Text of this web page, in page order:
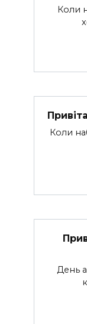
Коли
Коли
День